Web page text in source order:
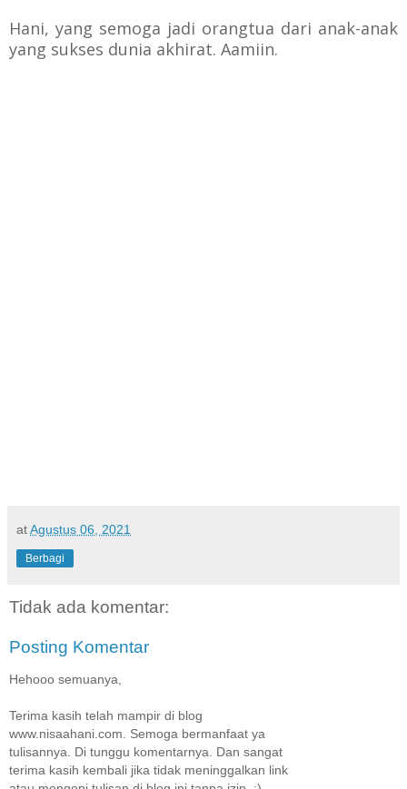
Hani, yang semoga jadi orangtua dari anak-anak
yang sukses dunia akhirat. Aamiin.
atAgustus 06, 2021
Berbagi
Tidak ada komentar:
Posting Komentar
Hehooo semuanya,
Terima kasih telah mampir di blog
www.nisaahani.com. Semoga bermanfaat ya
tulisannya. Di tunggu komentarnya. Dan sangat
terima kasih kembali jika tidak meninggalkan link